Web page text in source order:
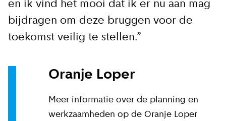
en ik vind het mooi dat ik er nu aan mag
bijdragen om deze bruggen voor de
toekomst veilig te stellen.”
Oranje Loper
Meer informatie over de planning en
werkzaamheden op de Oranje Loper